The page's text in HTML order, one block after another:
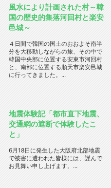
風水により計画された村～韓
国の歴史的集落河回村と楽安
邑城～
４日間で韓国の国土のおおよそ南半
分を大移動しながらの旅、その中で
韓国中央部に位置する安東市河回村
と、南部に位置する順天市楽安邑城
に行ってきました。...
地震体験記「都市直下地震、
交通網の遮断で体験したこ
と」
6月18日に発生した大阪府北部地震
で被害に遭われた皆様には、謹んで
お見舞い申し上げます。...